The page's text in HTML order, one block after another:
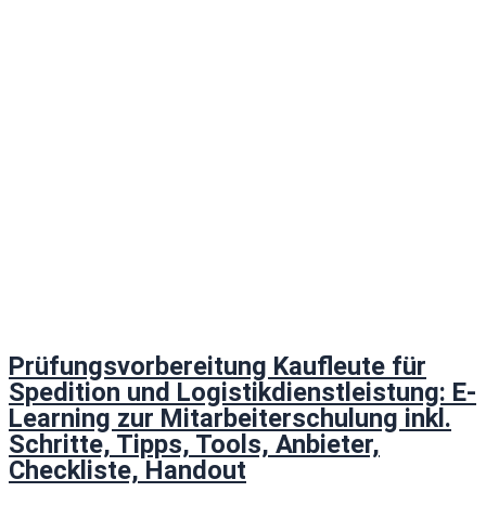
Prüfungsvorbereitung Kaufleute für
Spedition und Logistikdienstleistung: E-
Learning zur Mitarbeiterschulung inkl.
Schritte, Tipps, Tools, Anbieter,
Checkliste, Handout